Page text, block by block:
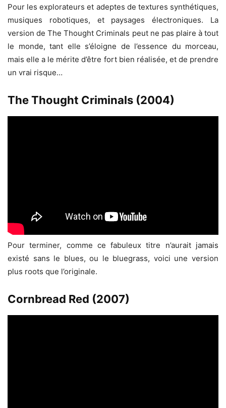
Pour les explorateurs et adeptes de textures synthétiques,
musiques robotiques, et paysages électroniques. La
version de The Thought Criminals peut ne pas plaire à tout
le monde, tant elle s’éloigne de l’essence du morceau,
mais elle a le mérite d’être fort bien réalisée, et de prendre
un vrai risque…
The Thought Criminals (2004)
Pour terminer, comme ce fabuleux titre n’aurait jamais
existé sans le blues, ou le bluegrass, voici une version
plus roots que l’originale.
Cornbread Red (2007)